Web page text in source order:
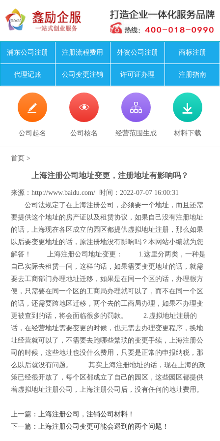
浦东公司注册 注册流程费用 外资公司注册 商标注册
代理记账 公司变更注销 许可证办理 注册指南

公司起名

公司核名

经营范围生成

材料下载
首页 >
上海注册公司地址变更，注册地址有影响吗？
来源：http://www.baidu.com/ 时间：2022-07-07 16:00:31
公司法规定了在上海注册公司，必须要一个地址，而且还需
要提供这个地址的房产证以及租赁协议，如果自己没有注册地址
的话，上海现在各区成立的园区都提供虚拟地址注册，那么如果
以后要变更地址的话，原注册地没有影响吗？本网站小编就为您
解答！ 上海注册公司地址变更： 1.这里分两类，一种是
自己实际去租赁一间，这样的话，如果需要变更地址的话，就需
要去工商部门办理地址迁移，如果是在同一个区的话，办理很方
便，只需要在同一个区的工商局办理就可以了，而不在同一个区
的话，还需要跨地区迁移，两个去的工商局办理，如果不办理变
更被查到的话，将会面临很多的罚款。 2.虚拟地址注册的
话，在经营地址需要变更的时候，也无需去办理变更程序，换地
址经营就可以了，不需要去跑哪些繁琐的变更手续，上海注册公
司的时候，这些地址也没什么费用，只要是正常的申报纳税，那
么以后就没有问题。 其实上海注册地址的话，现在上海的政
策已经很开放了，每个区都成立了自己的园区，这些园区都提供
着虚拟地址注册公司，上海注册公司后，没有任何的地址费用。
上一篇：上海注册公司，注销公司材料！
下一篇：上海注册公司变更可能会遇到的两个问题！